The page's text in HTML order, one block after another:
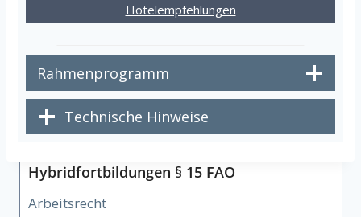
Hotelempfehlungen
Rahmenprogramm
Technische Hinweise
Hybridfortbildungen § 15 FAO
Arbeitsrecht